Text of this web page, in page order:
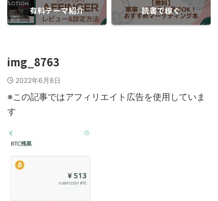
有料テーマ紹介 読書で稼ぐ
img_8763
2022年6月8日
※この記事ではアフィリエイト広告を使用していま
す